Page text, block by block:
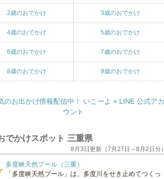
2歳のおでかけ 3歳のおでかけ
4歳のおでかけ 5歳のおでかけ
6歳のおでかけ 7歳のおでかけ
8歳のおでかけ 9歳のおでかけ
でかけスポット 三重県
8月3日更新（7月27日～8月2日分）
多度峡天然プール（三重）
「多度峡天然プール」は、多度川をせき止めてつくっ